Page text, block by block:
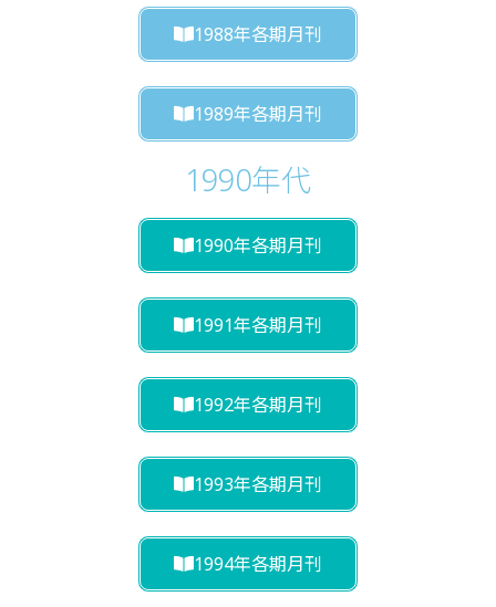
1988年各期月刊
1989年各期月刊
1990年代
1990年各期月刊
1991年各期月刊
1992年各期月刊
1993年各期月刊
1994年各期月刊